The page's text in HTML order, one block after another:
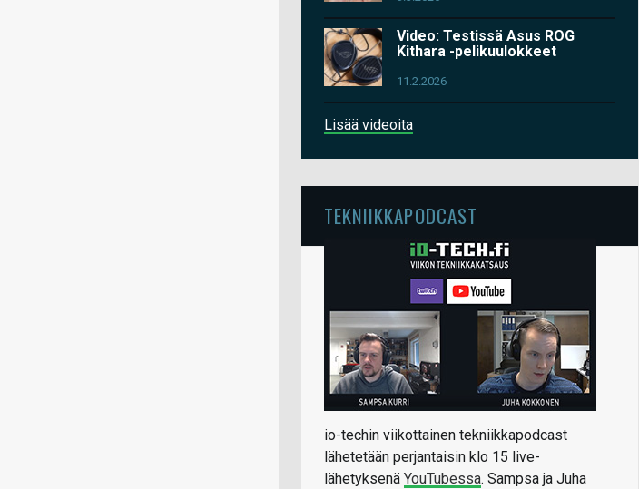
Video: Testissä Asus ROG
Kithara -pelikuulokkeet
11.2.2026
Lisää videoita
TEKNIIKKAPODCAST
io-techin viikottainen tekniikkapodcast
lähetetään perjantaisin klo 15 live-
lähetyksenä YouTubessa. Sampsa ja Juha